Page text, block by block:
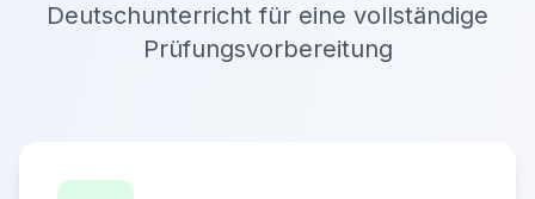
Deutschunterricht für eine vollständige
Prüfungsvorbereitung